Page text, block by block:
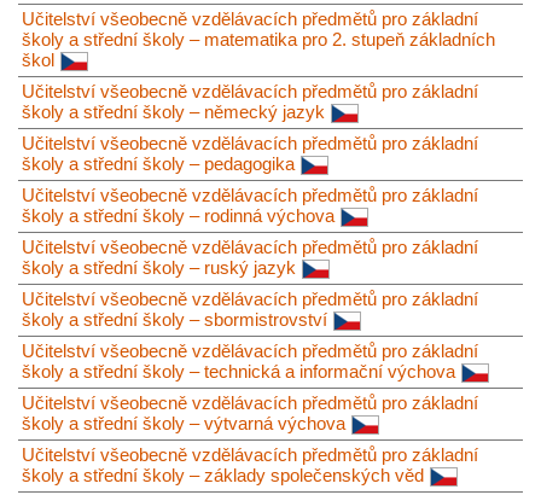
Učitelství všeobecně vzdělávacích předmětů pro základní
školy a střední školy – matematika pro 2. stupeň základních
škol
Učitelství všeobecně vzdělávacích předmětů pro základní
školy a střední školy – německý jazyk
Učitelství všeobecně vzdělávacích předmětů pro základní
školy a střední školy – pedagogika
Učitelství všeobecně vzdělávacích předmětů pro základní
školy a střední školy – rodinná výchova
Učitelství všeobecně vzdělávacích předmětů pro základní
školy a střední školy – ruský jazyk
Učitelství všeobecně vzdělávacích předmětů pro základní
školy a střední školy – sbormistrovství
Učitelství všeobecně vzdělávacích předmětů pro základní
školy a střední školy – technická a informační výchova
Učitelství všeobecně vzdělávacích předmětů pro základní
školy a střední školy – výtvarná výchova
Učitelství všeobecně vzdělávacích předmětů pro základní
školy a střední školy – základy společenských věd